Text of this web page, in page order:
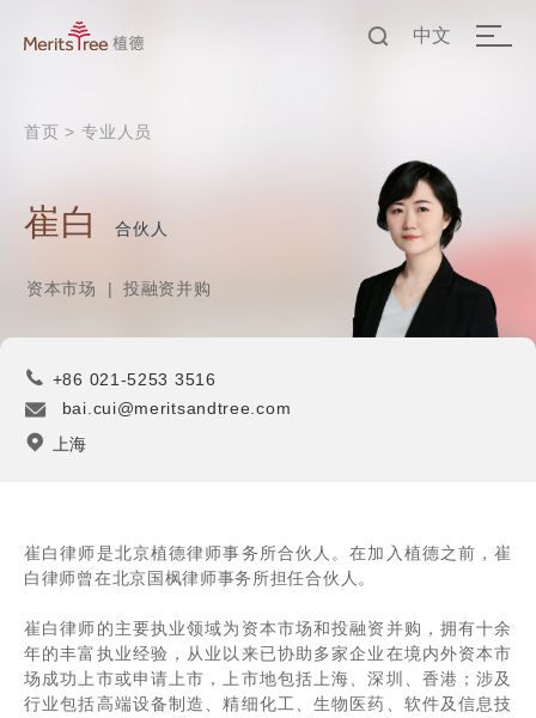
中文
首页 > 专业人员
崔白 合伙人
资本市场 | 投融资并购
+86 021-5253 3516
bai.cui@meritsandtree.com
上海
崔白律师是北京植德律师事务所合伙人。在加入植德之前，崔
白律师曾在北京国枫律师事务所担任合伙人。
崔白律师的主要执业领域为资本市场和投融资并购，拥有十余
年的丰富执业经验，从业以来已协助多家企业在境内外资本市
场成功上市或申请上市，上市地包括上海、深圳、香港；涉及
行业包括高端设备制造、精细化工、生物医药、软件及信息技